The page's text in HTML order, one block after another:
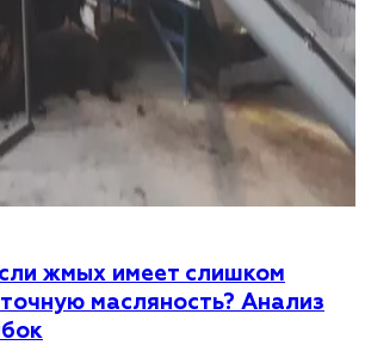
жмых имеет слишком
масляность? Анализ